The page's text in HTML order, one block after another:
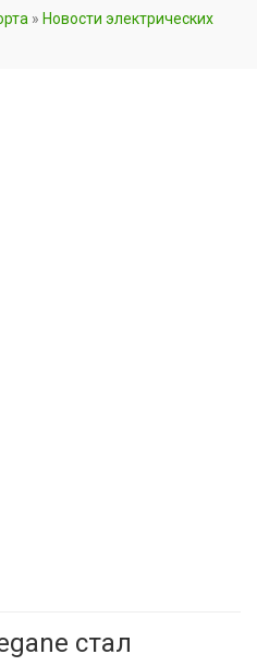
» Новости электрических
стал